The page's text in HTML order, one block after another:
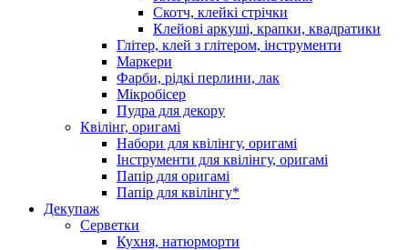
Скотч, клейкі стрічки
Клейові аркуші, крапки, квадратики
Глітер, клей з глітером, інструменти
Маркери
Фарби, рідкі перлини, лак
Мікробісер
Пудра для декору
Квілінг, оригамі
Набори для квілінгу, оригамі
Інструменти для квілінгу, оригамі
Папір для оригамі
Папір для квілінгу*
Декупаж
Серветки
Кухня, натюрморти